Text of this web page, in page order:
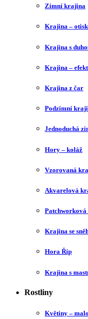
Zimní krajina
Krajina –
Krajina s
Krajina –
Krajina z čar
Podzimní
Jednoduchá
Hory – koláž
Vzorovaná
Akvarelová
Krajina se
Hora Říp
Krajina s
Rostliny
Květiny –